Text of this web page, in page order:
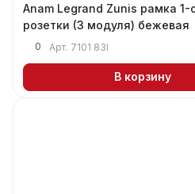
Anam Legrand Zunis рамка
розетки (3 модуля) бежевая
0 Арт. 7101 83I
В корзину